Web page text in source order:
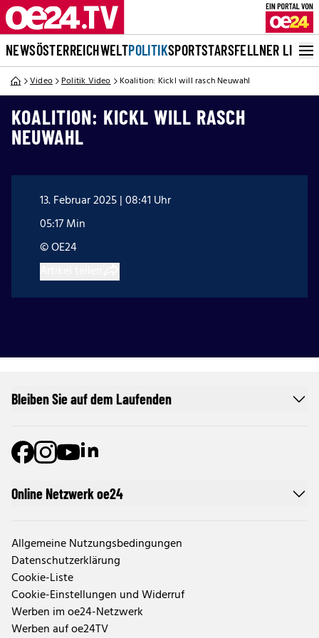
NEWSÖSTERREICHWELTPOLITIKSPORTSTARSFELLNER LIVE
Video Politik Video Koalition: Kickl will rasch Neuwahl
KOALITION: KICKL WILL RASCH
NEUWAHL
13. Februar 2025 | 08:41 Uhr
05:17 Min
© OE24
Online Netzwerk oe24
Allgemeine Nutzungsbedingungen
Datenschutzerklärung
Cookie-Liste
Cookie-Einstellungen und Widerruf
Werben im oe24-Netzwerk
Werben auf oe24TV
Bleiben Sie auf dem Laufenden